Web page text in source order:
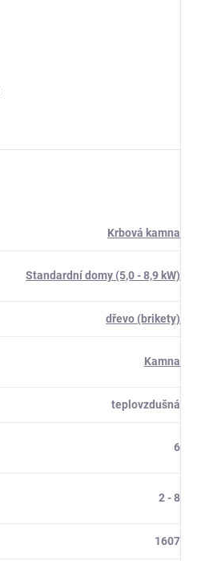
Krbová kamna
Standardní domy (5,0 - 8,9 kW)
dřevo (brikety)
Kamna
teplovzdušná
6
2 - 8
1607